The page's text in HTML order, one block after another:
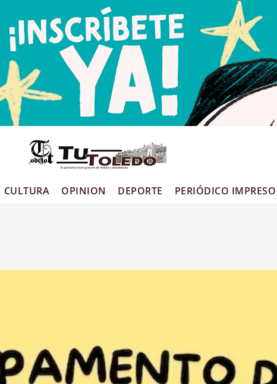
CULTURA OPINION DEPORTE PERIÓDICO IMPRESO